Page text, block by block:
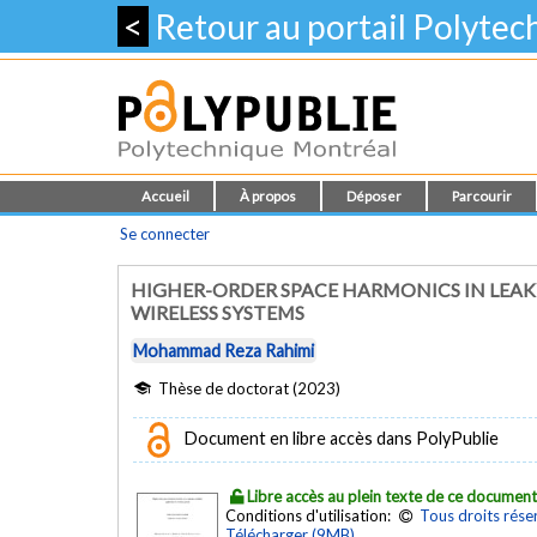
< Retour au portail
Accueil À propos Déposer Parcourir
Se connecter
HIGHER-ORDER SPACE HARMONICS IN
WIRELESS SYSTEMS
Mohammad Reza Rahimi
Thèse de doctorat (2023)
Document en libre accès dans PolyPublie
Libre accès au plein texte de ce document
Conditions d'utilisation:
Tous droits